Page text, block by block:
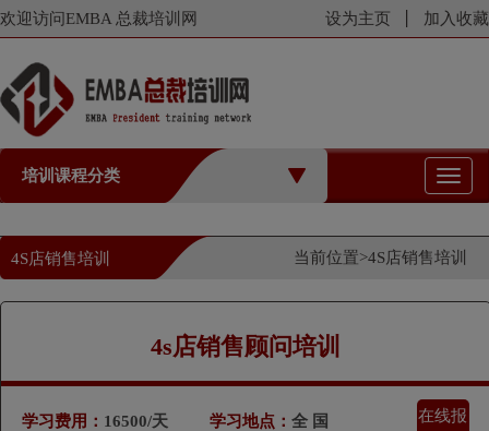
欢迎访问EMBA 总裁培训网 设为主页 加入收藏
培训课程分类
切
换
航
4S店销售培训 当前位置>4S店销售培训
4s店销售顾问培训
学习费用： 16500/天 学习地点： 全 国
在线报